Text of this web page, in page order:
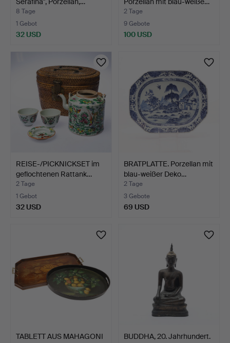
8 Tage
1 Gebot
32 USD
2 Tage
9 Gebote
100 USD
REISE-/PICKNICKSET im
geflochtenen Rattank…
2 Tage
1 Gebot
32 USD
BRATPLATTE. Porzellan mit
blau-weißer Deko…
2 Tage
3 Gebote
69 USD
TABLETT AUS MAHAGONI
BUDDHA, 20. Jahrhundert.